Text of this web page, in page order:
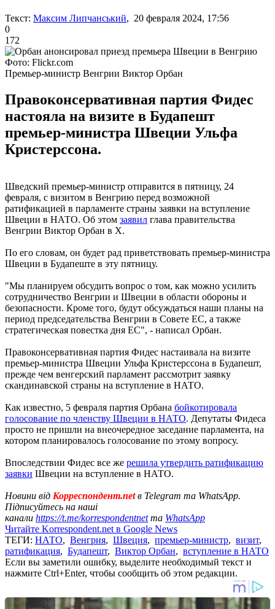
Текст: Максим Липчанський, 20 февраля 2024, 17:56
0
172
Фото: Flickr.com
Премьер-министр Венгрии Виктор Орбан
Правоконсервативная партия Фидес
настояла на визите в Будапешт
премьер-министра Швеции Ульфа
Кристерссона.
Шведский премьер-министр отправится в пятницу, 24
февраля, с визитом в Венгрию перед возможной
ратификацией в парламенте страны заявки на вступление
Швеции в НАТО. Об этом заявил глава правительства
Венгрии Виктор Орбан в X.
По его словам, он будет рад приветствовать премьер-министра
Швеции в Будапеште в эту пятницу.
"Мы планируем обсудить вопрос о том, как можно усилить
сотрудничество Венгрии и Швеции в области обороны и
безопасности. Кроме того, будут обсуждаться наши планы на
период председательства Венгрии в Совете ЕС, а также
стратегическая повестка дня ЕС", - написал Орбан.
Правоконсервативная партия Фидес настаивала на визите
премьер-министра Швеции Ульфа Кристерссона в Будапешт,
прежде чем венгерский парламент рассмотрит заявку
скандинавской страны на вступление в НАТО.
Как известно, 5 февраля партия Орбана бойкотировала
голосование по членству Швеции в НАТО. Депутаты Фидеса
просто не пришли на внеочередное заседание парламента, на
котором планировалось голосование по этому вопросу.
Впоследствии Фидес все же решила утвердить ратификацию
заявки Швеции на вступление в НАТО.
Новини від Корреспондент.netв Telegram та WhatsApp.
Підписуйтесь на наші
канали https://t.me/korrespondentnetта WhatsApp
Читайте Korrespondent.net в Google News
ТЕГИ: НАТО, Венгрия, Швеция, премьер-министр, визит,
ратификация, Будапешт, Виктор Орбан, вступление в НАТО
Если вы заметили ошибку, выделите необходимый текст и
нажмите Ctrl+Enter, чтобы сообщить об этом редакции.